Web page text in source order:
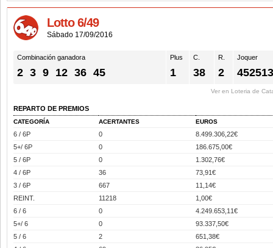
Lotto 6/49
Sábado 17/09/2016
Combinación ganadora
2 3 9 12 36 45
Plus
1
C.
38
R.
2
Joquer
Ver en Loteria de
REPARTO DE PREMIOS
CATEGORÍA ACERTANTES EUROS
6 / 6P 0
8.499.306,22€
5+/ 6P
0
186.675,00€
5 / 6P
0
1.302,76€
4 / 6P
36
73,91€
3 / 6P
667
11,14€
REINT.
11218
1,00€
6 / 6
0
4.249.653,11€
5+/ 6
0
93.337,50€
5 / 6
2
651,38€